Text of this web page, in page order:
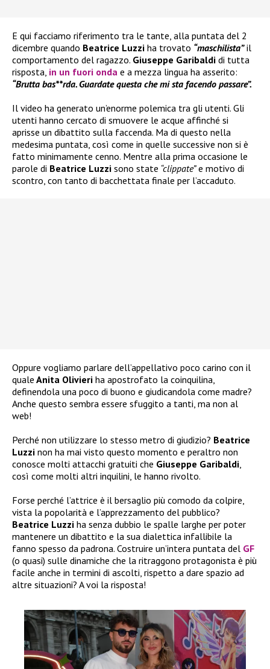
E qui facciamo riferimento tra le tante, alla puntata del 2
dicembre quando Beatrice Luzzi ha trovato “maschilista”il
comportamento del ragazzo. Giuseppe Garibaldi di tutta
risposta, in un fuori onda e a mezza lingua ha asserito:
“Brutta bas**rda. Guardate questa che mi sta facendo passare”.
Il video ha generato un’enorme polemica tra gli utenti. Gli
utenti hanno cercato di smuovere le acque affinché si
aprisse un dibattito sulla faccenda. Ma di questo nella
medesima puntata, così come in quelle successive non si è
fatto minimamente cenno. Mentre alla prima occasione le
parole di Beatrice Luzzi sono state “clippate”e motivo di
scontro, con tanto di bacchettata finale per l’accaduto.
Oppure vogliamo parlare dell’appellativo poco carino con il
quale Anita Olivieri ha apostrofato la coinquilina,
definendola una poco di buono e giudicandola come madre?
Anche questo sembra essere sfuggito a tanti, ma non al
web!
Perché non utilizzare lo stesso metro di giudizio? Beatrice
Luzzi non ha mai visto questo momento e peraltro non
conosce molti attacchi gratuiti che Giuseppe Garibaldi,
così come molti altri inquilini, le hanno rivolto.
Forse perché l’attrice è il bersaglio più comodo da colpire,
vista la popolarità e l’apprezzamento del pubblico?
Beatrice Luzzi ha senza dubbio le spalle larghe per poter
mantenere un dibattito e la sua dialettica infallibile la
fanno spesso da padrona. Costruire un’intera puntata del GF
(o quasi) sulle dinamiche che la ritraggono protagonista è più
facile anche in termini di ascolti, rispetto a dare spazio ad
altre situazioni? A voi la risposta!